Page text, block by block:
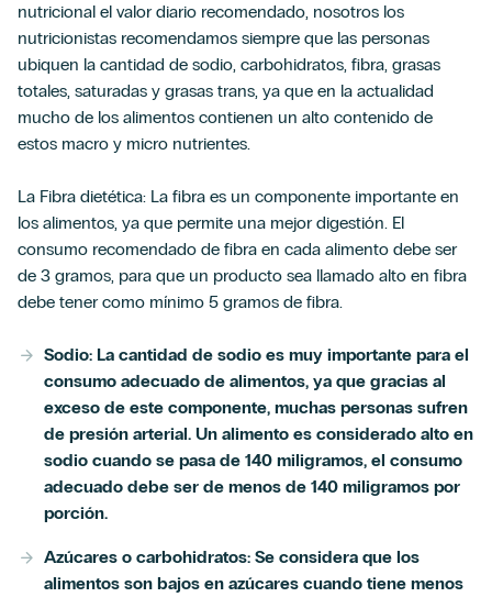
nutricional el valor diario recomendado, nosotros los
nutricionistas recomendamos siempre que las personas
ubiquen la cantidad de sodio, carbohidratos, fibra, grasas
totales, saturadas y grasas trans, ya que en la actualidad
mucho de los alimentos contienen un alto contenido de
estos macro y micro nutrientes.
La Fibra dietética: La fibra es un componente importante en
los alimentos, ya que permite una mejor digestión. El
consumo recomendado de fibra en cada alimento debe ser
de 3 gramos, para que un producto sea llamado alto en fibra
debe tener como mínimo 5 gramos de fibra.
Sodio: La cantidad de sodio es muy importante para el
consumo adecuado de alimentos, ya que gracias al
exceso de este componente, muchas personas sufren
de presión arterial. Un alimento es considerado alto en
sodio cuando se pasa de 140 miligramos, el consumo
adecuado debe ser de menos de 140 miligramos por
porción.
Azúcares o carbohidratos: Se considera que los
alimentos son bajos en azúcares cuando tiene menos